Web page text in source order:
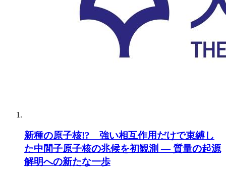
新種の原子核!? 強い相互作用だけで束縛し
た中間子原子核の兆候を初観測 ― 質量の起源
解明への新たな一歩